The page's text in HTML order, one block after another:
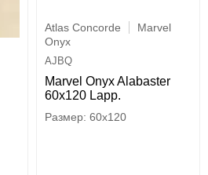
Atlas Concorde
Marvel
Onyx
AJBQ
Marvel Onyx Alabaster
60x120 Lapp.
60x120